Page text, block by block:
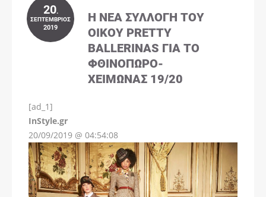
20.
ΣΕΠΤΈΜΒΡΙΟΣ
2019
Η ΝΈΑ ΣΥΛΛΟΓΉ ΤΟΥ
ΟΊΚΟΥ PRETTY
BALLERINAS ΓΙΑ ΤΟ
ΦΘΙΝΌΠΩΡΟ-
ΧΕΙΜΏΝΑΣ 19/20
[ad_1]
InStyle.gr
20/09/2019 @ 04:54:08